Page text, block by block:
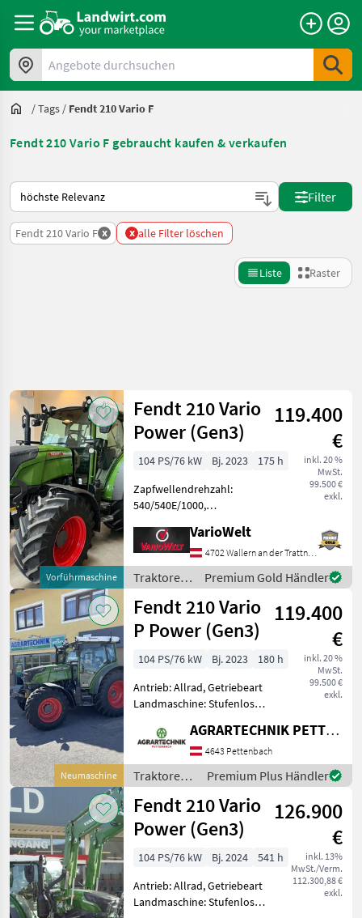
Angebote durchsuchen
/Tags / Fendt 210 Vario F
Fendt 210 Vario F gebraucht kaufen & verkaufen
So wird auf Landwirt.com sortiert
Filter
Fendt 210 Vario F x x alle Filter löschen
Liste Raster
Kategorie 2 Land Filter
AKTUELLER
PFAD
Fendt
210
Vario F
KATEGORIE
WÄHLEN
Landtechnik
26
Kommunaltechnik
1
MARKTPLATZ
Marktplatz Händlerangebote Kleinanzeigen
Zurücksetzen
27
anzeigen
Vorführmaschine
Fendt 210 Vario
Power (Gen3)
119.400
€
inkl. 20 %
MwSt.
99.500 €
exkl.
104 PS/76 kW Bj. 2023
175 h
Zapfwellendrehzahl:
540/540E/1000,
elektrisch, Oberlenker
hinten: hydraulisch,
Höchstgeschwindigkeit in
km/h: 40 km/h, Getriebeart
Landmaschine: Stufen
VarioWelt
4702 Wallern an der Trattnach
Traktoren
/ Fendt
Premium Gold Händler
Neumaschine
Fendt 210 Vario
P Power (Gen3)
119.400
€
inkl. 20 %
MwSt.
99.500 €
exkl.
104 PS/76 kW Bj. 2023
180 h
Antrieb: Allrad, Getriebeart
Landmaschine: Stufenloses
Zapfwellendrehzahl:
540/540E/1000,
Höchstgeschwindigkeit in
km/h: 40 km/h, Aufladung:
AGRARTECHNIK PETTENBACH GMBH
4643 Pettenbach
Traktoren /
Fendt
Premium Plus Händler
Fendt 210 Vario
Power (Gen3)
126.900
€
inkl. 13%
MwSt./Verm.
112.300,88 €
exkl.
104 PS/76 kW Bj. 2024
541 h
Antrieb: Allrad, Getriebeart
Landmaschine: Stufenloses